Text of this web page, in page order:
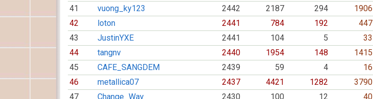
41
vuong_ky123 2442 2187 294
1906
42
loton 2441 784 192
447
43
JustinYXE 2441 104 5
33
44
tangnv 2440 1954 148
1415
45
CAFE_SANGDEM 2439 59 4
16
46
metallica07 2437 4421 1282
3790
47
Change_Way 2430 100 12
40